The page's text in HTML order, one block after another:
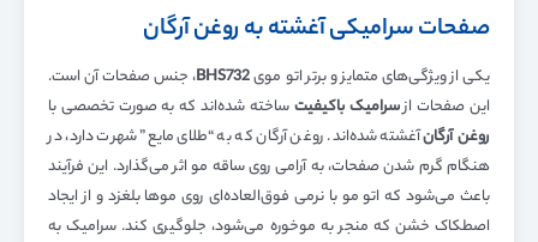
صفحات سرامیکی آغشته به روغن آرگان
یکی از ویژگی‌های متمایز و برتر اتو مویBHS732، جنس صفحات آن است.
این صفحات ازسرامیک باکیفیت ساخته شده‌اند که به صورت تخصصی با
روغن آرگانآغشته شده‌اند. روغن آرگان که به “طلای مایع” شهرت دارد، در
هنگام گرم شدن صفحات، به آرامی روی ساقه مو اثر می‌گذارد. این فرآیند
باعث می‌شود که اتو مو با نرمی فوق‌العاده‌ای روی موها بلغزد و از ایجاد
اصطکاک خشن که منجر به موخوره می‌شود، جلوگیری کند. سرامیک به